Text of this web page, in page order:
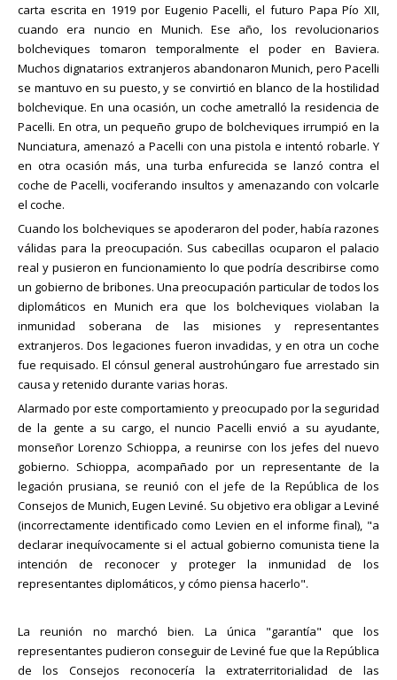
carta escrita en 1919 por Eugenio Pacelli, el futuro Papa Pío XII,
cuando era nuncio en Munich. Ese año, los revolucionarios
bolcheviques tomaron temporalmente el poder en Baviera.
Muchos dignatarios extranjeros abandonaron Munich, pero Pacelli
se mantuvo en su puesto, y se convirtió en blanco de la hostilidad
bolchevique. En una ocasión, un coche ametralló la residencia de
Pacelli. En otra, un pequeño grupo de bolcheviques irrumpió en la
Nunciatura, amenazó a Pacelli con una pistola e intentó robarle. Y
en otra ocasión más, una turba enfurecida se lanzó contra el
coche de Pacelli, vociferando insultos y amenazando con volcarle
el coche.
Cuando los bolcheviques se apoderaron del poder, había razones
válidas para la preocupación. Sus cabecillas ocuparon el palacio
real y pusieron en funcionamiento lo que podría describirse como
un gobierno de bribones. Una preocupación particular de todos los
diplomáticos en Munich era que los bolcheviques violaban la
inmunidad soberana de las misiones y representantes
extranjeros. Dos legaciones fueron invadidas, y en otra un coche
fue requisado. El cónsul general austrohúngaro fue arrestado sin
causa y retenido durante varias horas.
Alarmado por este comportamiento y preocupado por la seguridad
de la gente a su cargo, el nuncio Pacelli envió a su ayudante,
monseñor Lorenzo Schioppa, a reunirse con los jefes del nuevo
gobierno. Schioppa, acompañado por un representante de la
legación prusiana, se reunió con el jefe de la República de los
Consejos de Munich, Eugen Leviné. Su objetivo era obligar a Leviné
(incorrectamente identificado como Levien en el informe final), "a
declarar inequívocamente si el actual gobierno comunista tiene la
intención de reconocer y proteger la inmunidad de los
representantes diplomáticos, y cómo piensa hacerlo".
La reunión no marchó bien. La única "garantía" que los
representantes pudieron conseguir de Leviné fue que la República
de los Consejos reconocería la extraterritorialidad de las